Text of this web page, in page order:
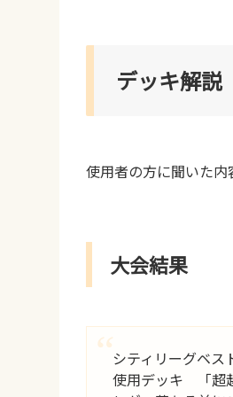
デッキ解説
使用者の方に聞いた
大会結果
シティリーグベス
使用デッキ 「超